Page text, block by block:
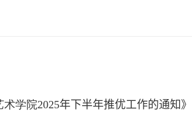
术学院2025年 下半年推优工作的通知